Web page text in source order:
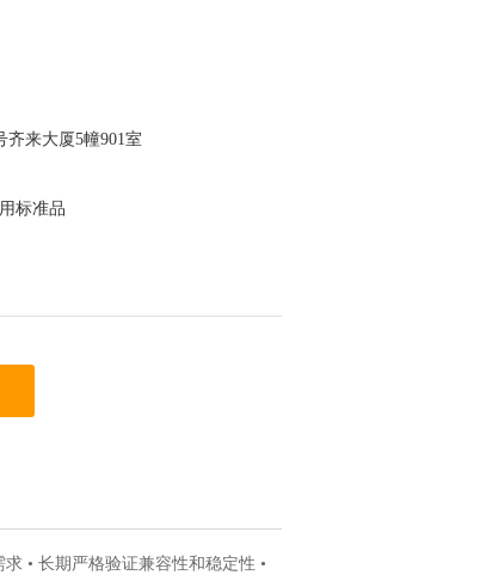
齐来大厦5幢901室
标准品
约成本
有限公司（迪马科技） 上看到的信
• 长期严格验证兼容性和稳定性 •